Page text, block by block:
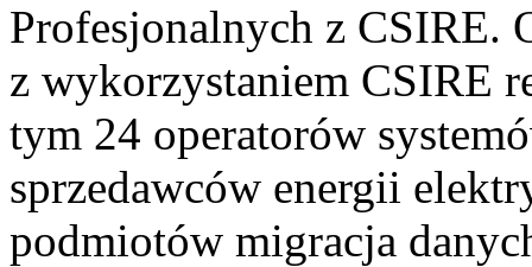
Profesjonalnych z CSIRE.
z wykorzystaniem CSIRE
tym 24 operatorów
sprzedawców energii
podmiotów migracja